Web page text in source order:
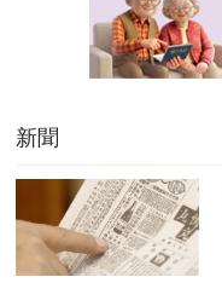
新聞